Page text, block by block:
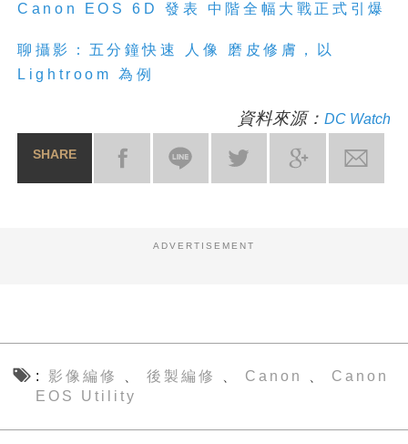
Canon EOS 6D 發表 中階全幅大戰正式引爆
聊攝影：五分鐘快速 人像 磨皮修膚，以
Lightroom 為例
資料來源： DC Watch
SHARE
ADVERTISEMENT
影像編修 後製編修 Canon
Canon
EOS Utility